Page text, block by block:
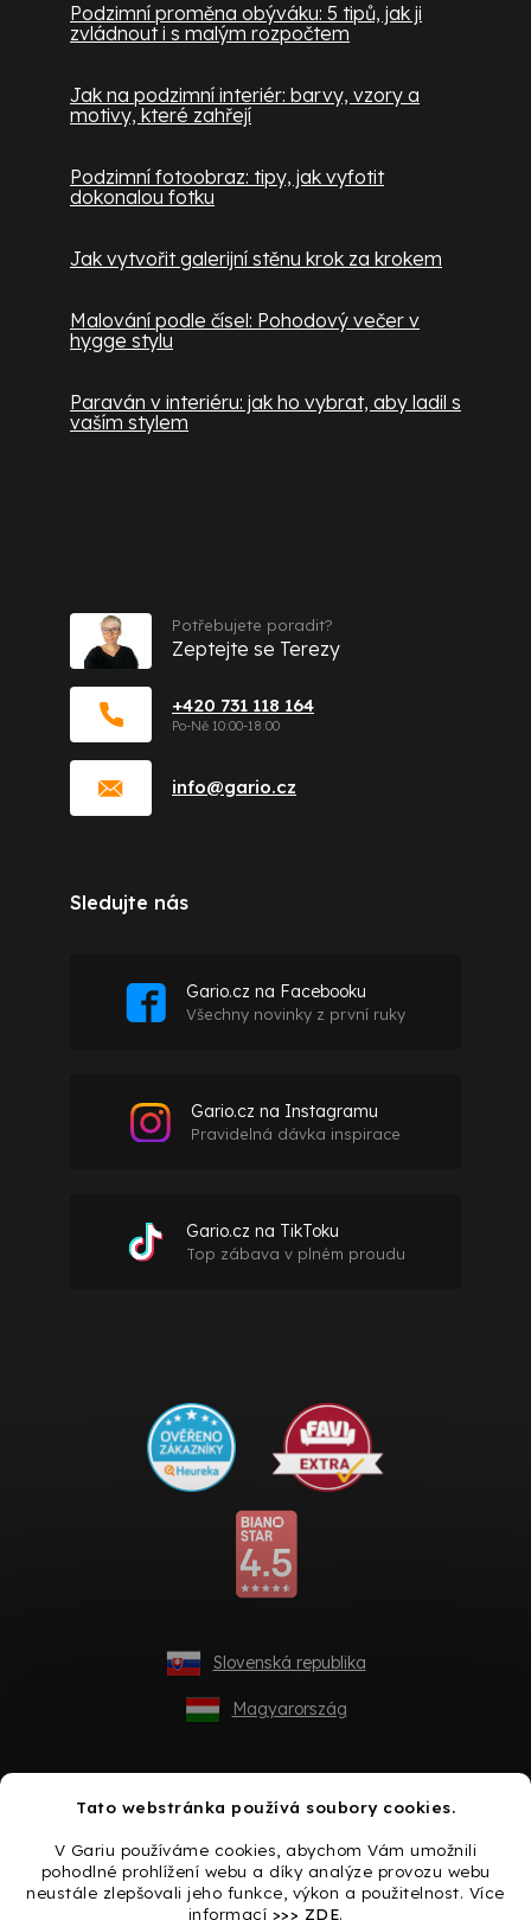
Tato webstránka používá soubory cookies.
V Gariu používáme cookies, abychom Vám umožnili
pohodlné prohlížení webu a díky analýze provozu webu
neustále zlepšovali jeho funkce, výkon a použitelnost. Více
informací >>> ZDE.
Podzimní proměna obýváku: 5 tipů, jak ji
zvládnout i s malým rozpočtem
Jak na podzimní interiér: barvy, vzory a
motivy, které zahřejí
Podzimní fotoobraz: tipy, jak vyfotit
dokonalou fotku
Jak vytvořit galerijní stěnu krok za krokem
Malování podle čísel: Pohodový večer v
hygge stylu
Paraván v interiéru: jak ho vybrat, aby ladil s
vaším stylem
info@gario.cz
+420 731 118 164
Potřebujete poradit?
Zeptejte se Terezy
Sledujte nás
Gario.cz na Facebooku
Všechny novinky z první ruky
Gario.cz na Instagramu
Pravidelná dávka inspirace
Gario.cz na TikToku
Top zábava v plném proudu
Slovenská republika
Magyarország